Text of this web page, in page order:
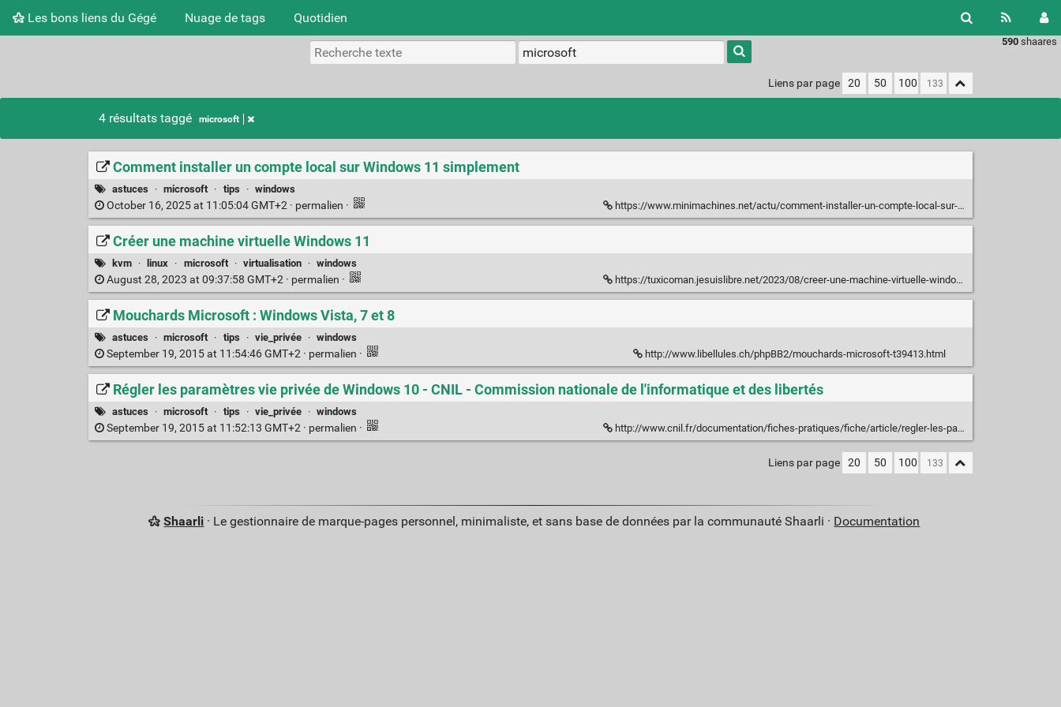
Les bons liens du Gégé Nuage de tags Quotidien
590 shaares
Type 1 or
more
charactersLiens par page 20 50 100
4 résultats taggé microsoft
Comment installer un compte local sur Windows 11 simplement
astuces · microsoft · tips · windows
October 16, 2025 at 11:05:04 GMT+2 · permalien · https://www.minimachines.net/actu/comment-installer-un-compte-local-sur-windows-11-simplement-136532
Créer une machine virtuelle Windows 11
kvm · linux · microsoft · virtualisation · windows
August 28, 2023 at 09:37:58 GMT+2 · permalien · https://tuxicoman.jesuislibre.net/2023/08/creer-une-machine-virtuelle-windows-11.html
Mouchards Microsoft : Windows Vista, 7 et 8
astuces · microsoft · tips · vie_privée · windows
September 19, 2015 at 11:54:46 GMT+2 · permalien · http://www.libellules.ch/phpBB2/mouchards-microsoft-t39413.html
Régler les paramètres vie privée de Windows 10 - CNIL - Commission nationale de l'informatique et des libertés
astuces · microsoft · tips · vie_privée · windows
September 19, 2015 at 11:52:13 GMT+2 · permalien · http://www.cnil.fr/documentation/fiches-pratiques/fiche/article/regler-les-parametres-vie-priveede-windows-10/
Liens par page 20 50 100
Shaarli · Le gestionnaire de marque-pages personnel, minimaliste, et sans base de données par la communauté Shaarli · Documentation